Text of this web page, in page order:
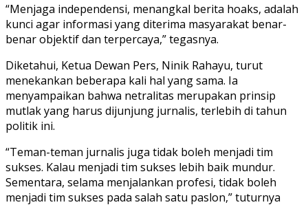
“Menjaga independensi, menangkal berita hoaks, adalah
kunci agar informasi yang diterima masyarakat benar-
benar objektif dan terpercaya,” tegasnya.
Diketahui, Ketua Dewan Pers, Ninik Rahayu, turut
menekankan beberapa kali hal yang sama. Ia
menyampaikan bahwa netralitas merupakan prinsip
mutlak yang harus dijunjung jurnalis, terlebih di tahun
politik ini.
“Teman-teman jurnalis juga tidak boleh menjadi tim
sukses. Kalau menjadi tim sukses lebih baik mundur.
Sementara, selama menjalankan profesi, tidak boleh
menjadi tim sukses pada salah satu paslon,” tuturnya